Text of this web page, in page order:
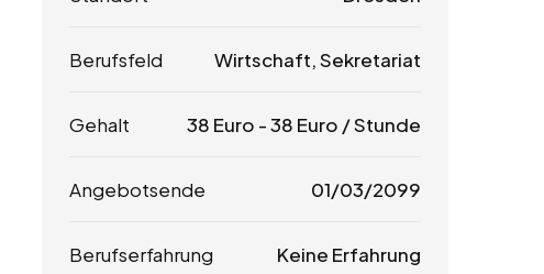
Berufsfeld Wirtschaft, Sekretariat
Gehalt 38 Euro -38 Euro / Stunde
Angebotsende 01/03/2099
Berufserfahrung Keine Erfahrung